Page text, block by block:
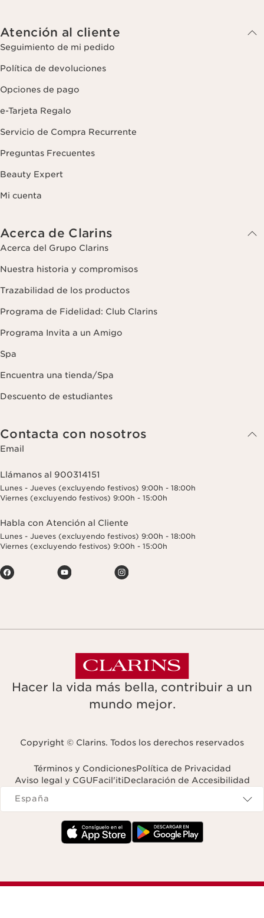
Atención al cliente
Seguimiento de mi pedido
Política de devoluciones
Opciones de pago
e-Tarjeta Regalo
Servicio de Compra Recurrente
Preguntas Frecuentes
Beauty Expert
Mi cuenta
Acerca de Clarins
Acerca del Grupo Clarins
Nuestra historia y compromisos
Trazabilidad de los productos
Programa de Fidelidad: Club Clarins
Programa Invita a un Amigo
Spa
Encuentra una tienda/Spa
Descuento de estudiantes
Contacta con nosotros
Email
Llámanos al 900314151
Lunes - Jueves (excluyendo festivos) 9:00h - 18:00h
Viernes (excluyendo festivos) 9:00h - 15:00h
Habla con Atención al Cliente
Lunes - Jueves (excluyendo festivos) 9:00h - 18:00h
Viernes (excluyendo festivos) 9:00h - 15:00h
Hacer la vida más bella, contribuir a un
mundo mejor.
Copyright © Clarins. Todos los derechos reservados
Términos y CondicionesPolítica de Privacidad
Aviso legal y CGUFacil'itiDeclaración de Accesibilidad
Navigates to
España